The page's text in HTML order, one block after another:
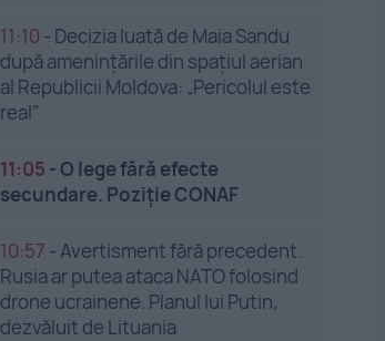
11:10 - Decizia luată de Maia Sandu
după amenințările din spațiul aerian
al Republicii Moldova: „Pericolul este
real”
11:05 -O lege fără efecte
secundare. Poziție CONAF
10:57 -Avertisment fără precedent.
Rusia ar putea ataca NATO folosind
drone ucrainene. Planul lui Putin,
dezvăluit de Lituania